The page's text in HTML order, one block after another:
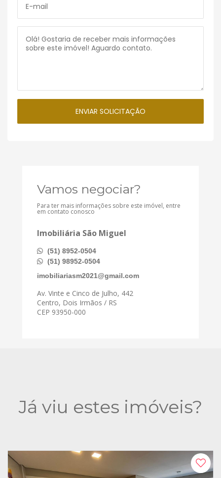
Vamos negociar?
Para ter mais informações sobre este imóvel, entre
em contato conosco
Imobiliária São Miguel
(51) 8952-0504
(51) 98952-0504
imobiliariasm2021@gmail.com
Av. Vinte e Cinco de Julho, 442
Centro, Dois Irmãos / RS
CEP 93950-000
Já viu estes imóveis?